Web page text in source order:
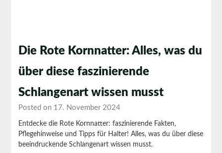
Die Rote Kornnatter: Alles, was du
über diese faszinierende
Schlangenart wissen musst
Posted on 17. November 2024
Entdecke die Rote Kornnatter: faszinierende Fakten,
Pflegehinweise und Tipps für Halter! Alles, was du über diese
beeindruckende Schlangenart wissen musst.